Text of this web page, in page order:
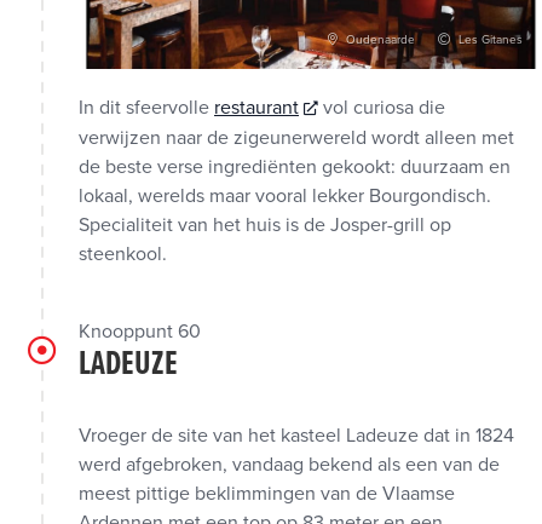
Oudenaarde Les Gitanes
In dit sfeervolle restaurant
vol curiosa die
verwijzen naar de zigeunerwereld wordt alleen met
de beste verse ingrediënten gekookt: duurzaam en
lokaal, werelds maar vooral lekker Bourgondisch.
Specialiteit van het huis is de Josper-grill op
steenkool.
Knooppunt 60
LADEUZE
Vroeger de site van het kasteel Ladeuze dat in 1824
werd afgebroken, vandaag bekend als een van de
meest pittige beklimmingen van de Vlaamse